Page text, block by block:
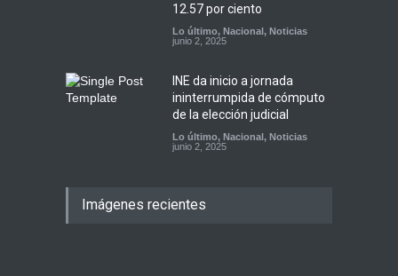
12.57 por ciento
Lo último, Nacional, Noticias
junio 2, 2025
INE da inicio a jornada
ininterrumpida de cómputo
de la elección judicial
Lo último, Nacional, Noticias
junio 2, 2025
Imágenes recientes